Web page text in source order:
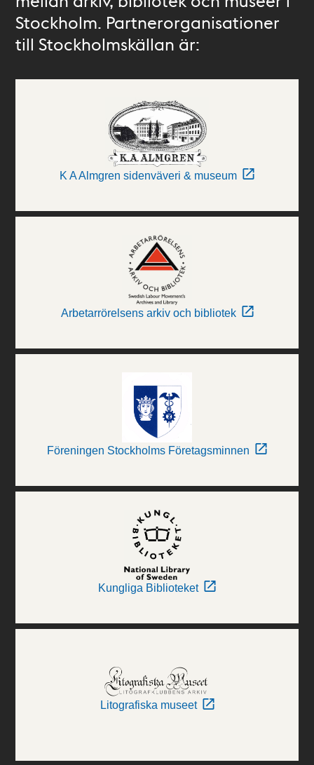
Stockholm. Partnerorganisationer
till Stockholmskällan är:
K A Almgren sidenväveri & museum
Arbetarrörelsens arkiv och bibliotek
Föreningen Stockholms Företagsminnen
Kungliga Biblioteket
Litografiska museet